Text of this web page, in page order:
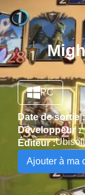
PC
Date de sortie :
Développeur :
Éditeur :Ubisoft
Ajouter à ma